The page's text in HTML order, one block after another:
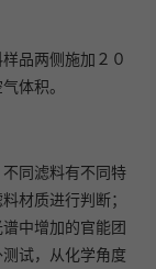
品两侧施加２０
体积。
同滤料有不同特
材质进行判断；
中增加的官能团
试，从化学角度